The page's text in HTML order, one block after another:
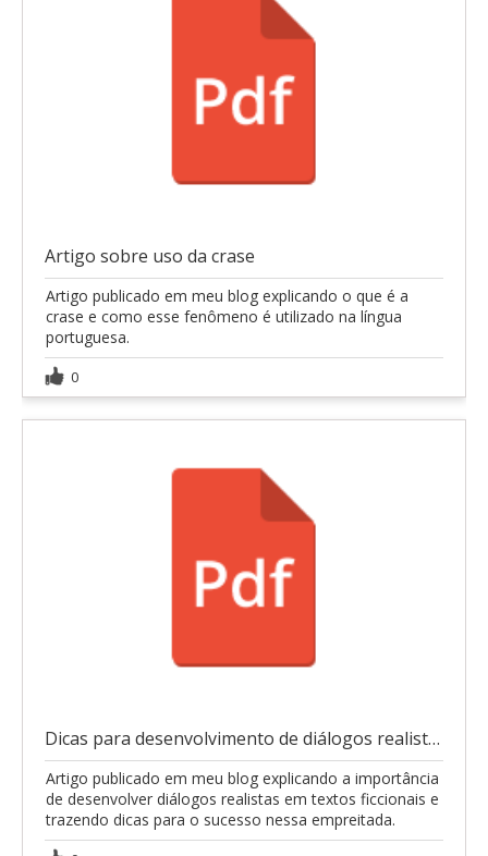
Artigo sobre uso da crase
Artigo publicado em meu blog explicando o que é a
crase e como esse fenômeno é utilizado na língua
portuguesa.
0
Dicas para desenvolvimento de diálogos realistas
Artigo publicado em meu blog explicando a importância
de desenvolver diálogos realistas em textos ficcionais e
trazendo dicas para o sucesso nessa empreitada.